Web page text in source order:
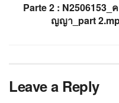
Parte 2 : N2506153_
ญญา_part
Leave a Reply